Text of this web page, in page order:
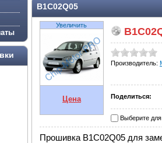
B1C02Q05
Увеличить
Цена
Производитель:
Поделиться:
Выберите
Прошивка B1C02Q05 для